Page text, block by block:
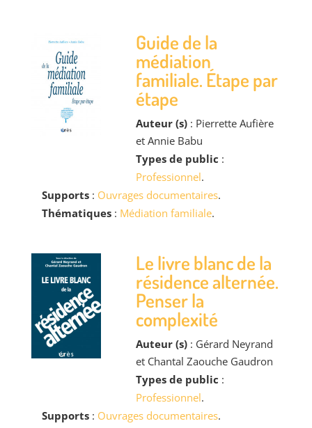
Guide de la
médiation
familiale. Étape par
étape
Auteur (s): Pierrette Aufière
et Annie Babu
Types de public :
Professionnel.
Supports: Ouvrages documentaires.
Thématiques: Médiation familiale.
Le livre blanc de la
résidence alternée.
Penser la
complexité
Auteur (s): Gérard Neyrand
et Chantal Zaouche Gaudron
Types de public :
Professionnel.
Supports: Ouvrages documentaires.